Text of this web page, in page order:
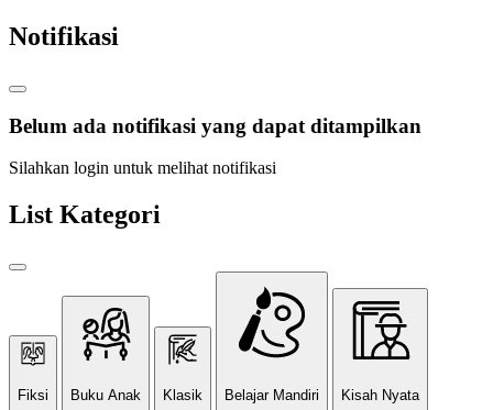
Notifikasi
Belum ada notifikasi yang dapat ditampilkan
Silahkan login untuk melihat notifikasi
List Kategori
Fiksi Buku Anak Klasik Belajar Mandiri Kisah Nyata